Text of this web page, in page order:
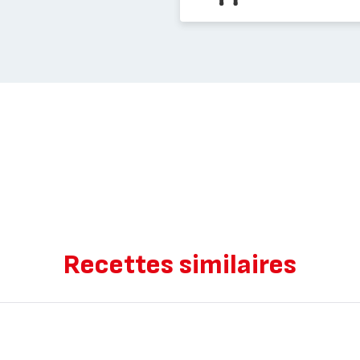
Recettes similaires